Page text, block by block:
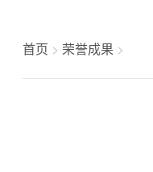
首页 > 荣誉成果 >